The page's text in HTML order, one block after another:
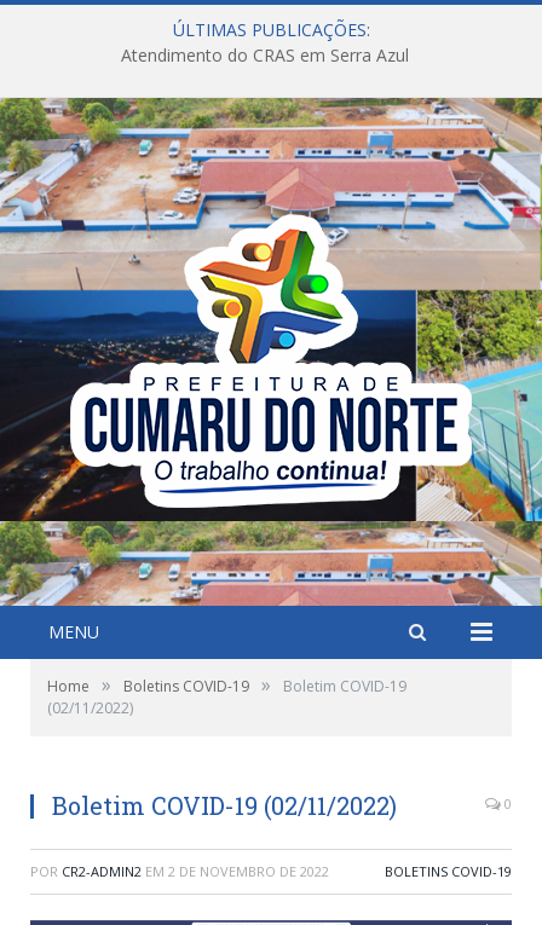
ÚLTIMAS PUBLICAÇÕES:
Atendimento do CRAS em Serra Azul
MENU
Home » Boletins COVID-19 »
Boletim COVID-19
(02/11/2022)
Boletim COVID-19 (02/11/2022) 0
POR CR2-ADMIN2 EM 2 DE NOVEMBRO DE 2022 BOLETINS COVID-19